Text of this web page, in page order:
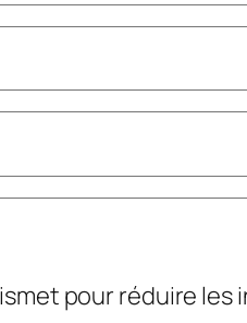
pour réduire les